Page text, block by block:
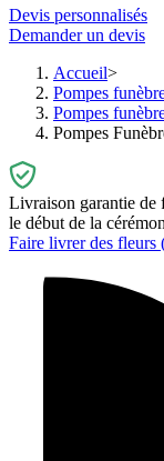
Devis personnalisés
Demander un devis
Accueil
Pompes
Pompes
Pompes
Livraison garantie de
le début de la
Faire livrer des fleurs